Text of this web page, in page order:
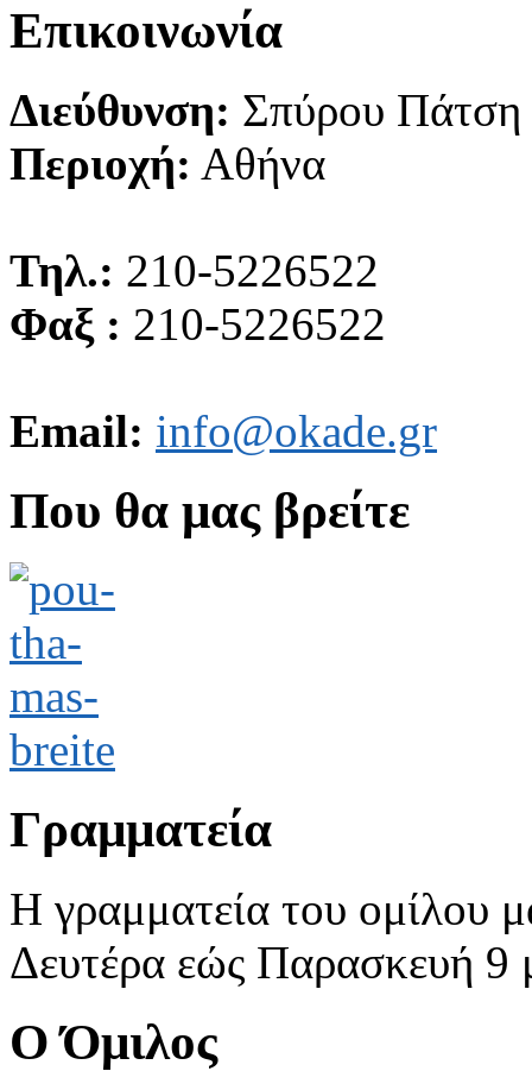
Επικοινωνία
Διεύθυνση: Σπύρου Πάτση
Περιοχή: Αθήνα
Τηλ.: 210-5226522
Φαξ : 210-5226522
Email: info@okade.gr
Που θα μας βρείτε
Γραμματεία
Η γραμματεία του ομίλου
Δευτέρα εώς Παρασκευή 9
Ο Όμιλος